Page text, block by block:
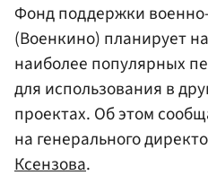
Фонд поддержки
(Военкино) планирует
наиболее популярных
для использования в
проектах. Об этом
на генерального
Ксензова.